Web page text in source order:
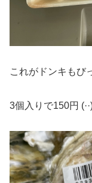
これがドンキもび
3個入りで150円